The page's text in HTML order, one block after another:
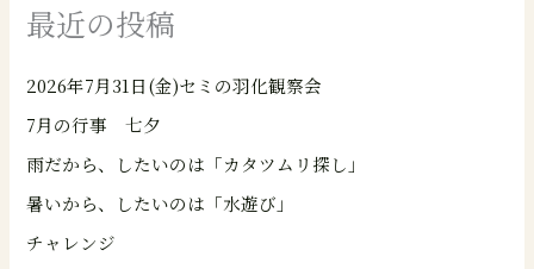
最近の投稿
2026年7月31日(金)セミの羽化観察会
7月の行事 七夕
雨だから、したいのは「カタツムリ探し」
暑いから、したいのは「水遊び」
チャレンジ